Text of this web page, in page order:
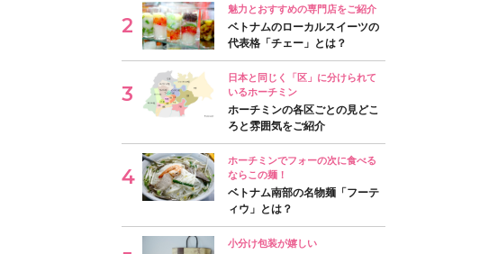
魅力とおすすめの専門店をご紹介
ベトナムのローカルスイーツの
代表格「チェー」とは？
日本と同じく「区」に分けられて
いるホーチミン
ホーチミンの各区ごとの見どこ
ろと雰囲気をご紹介
ホーチミンでフォーの次に食べる
ならこの麺！
ベトナム南部の名物麺「フーテ
ィウ」とは？
小分け包装が嬉しい